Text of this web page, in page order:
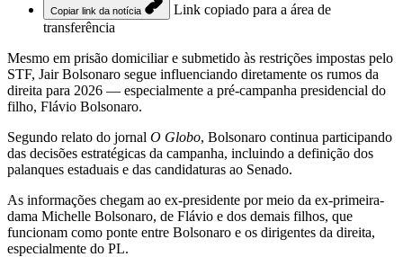
Copiar link da notícia
Link copiado para a área de
transferência
Mesmo em prisão domiciliar e submetido às restrições impostas pelo
STF, Jair Bolsonaro segue influenciando diretamente os rumos da
direita para 2026 — especialmente a pré-campanha presidencial do
filho, Flávio Bolsonaro.
Segundo relato do jornal O Globo, Bolsonaro continua participando
das decisões estratégicas da campanha, incluindo a definição dos
palanques estaduais e das candidaturas ao Senado.
As informações chegam ao ex-presidente por meio da ex-primeira-
dama Michelle Bolsonaro, de Flávio e dos demais filhos, que
funcionam como ponte entre Bolsonaro e os dirigentes da direita,
especialmente do PL.